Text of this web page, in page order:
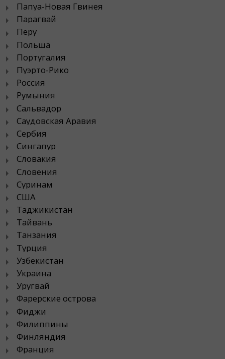
Папуа-Новая Гвинея
Парагвай
Перу
Польша
Португалия
Пуэрто-Рико
Россия
Румыния
Сальвадор
Саудовская Аравия
Сербия
Сингапур
Словакия
Словения
Суринам
США
Таджикистан
Тайвань
Танзания
Турция
Узбекистан
Украина
Уругвай
Фарерские острова
Фиджи
Филиппины
Финляндия
Франция